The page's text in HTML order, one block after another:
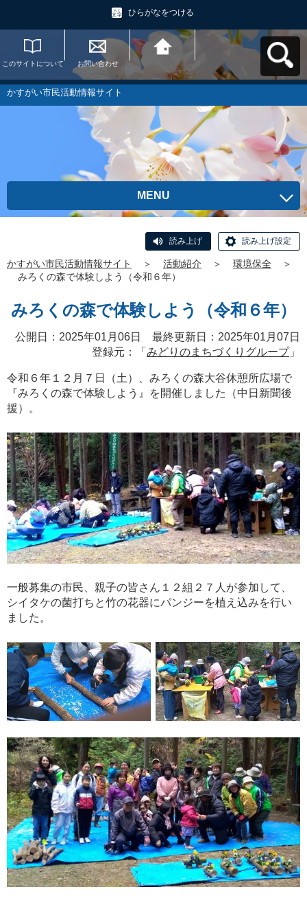
ひらがなをつける
このサイトについて お問い合わせ
かすがい市民活動情
報サイトへ戻る
かすがい市民活動情報サイト
MENU
読み上げ 読み上げ設定
かすがい市民活動情報サイト ＞ 活動紹介 ＞ 環境保全
＞
みろくの森で体験しよう（令和６年）
みろくの森で体験しよう（令和６年）
公開日：2025年01月06日 最終更新日：2025年01月07日
登録元：「 みどりのまちづくりグループ」
令和６年１２月７日（土）、みろくの森大谷休憩所広場で
『みろくの森で体験しよう』を開催しました（中日新聞後
援）。
一般募集の市民、親子の皆さん１２組２７人が参加して、
シイタケの菌打ちと竹の花器にパンジーを植え込みを行い
ました。